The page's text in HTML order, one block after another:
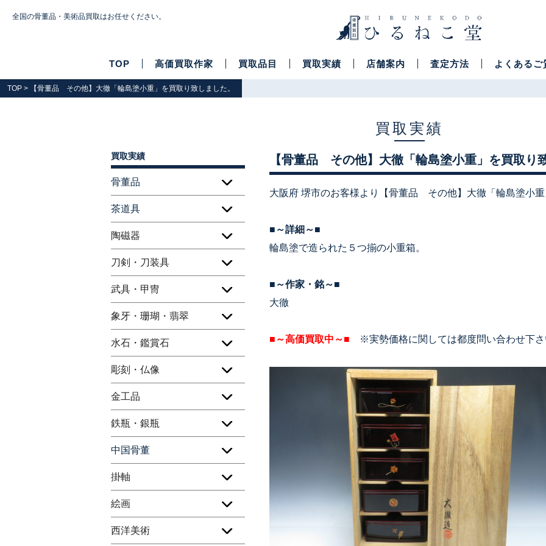
全国の骨董品・美術品買取はお任せください。
TOP 高価買取作家 買取品目 買取実績 店舗案内 査定方法 よくあるご
TOP > 【骨董品 その他】大徹「輪島塗小重」を買取り致しました。
買取実績
【骨董品 その他】大徹「輪島塗小重」を買取り
大阪府 堺市のお客様より【骨董品 その他】大徹「輪島塗小
■～詳細～■
輪島塗で造られた５つ揃の小重箱。
■～作家・銘～■
大徹
■～高価買取中～■ ※実勢価格に関しては都度問い合わせ下さ
買取実績
骨董品
茶道具
陶磁器
刀剣・刀装具
武具・甲冑
象牙・珊瑚・翡翠
水石・鑑賞石
彫刻・仏像
金工品
鉄瓶・銀瓶
中国骨董
掛軸
絵画
西洋美術